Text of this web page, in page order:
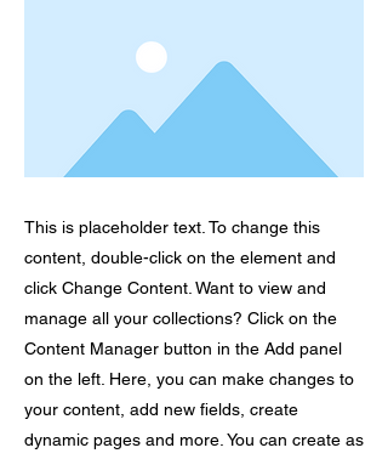
This is placeholder text. To change this
content, double-click on the element and
click Change Content. Want to view and
manage all your collections? Click on the
Content Manager button in the Add panel
on the left. Here, you can make changes to
your content, add new fields, create
dynamic pages and more. You can create as